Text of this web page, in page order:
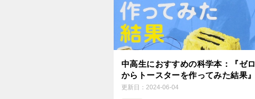
中高生におすすめの科学本：『ゼロ
からトースターを作ってみた結果』
更新日： 2024-06-04